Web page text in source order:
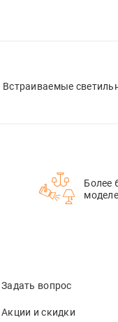
Встраиваемые
Более
Задать вопрос
Акции и скидки